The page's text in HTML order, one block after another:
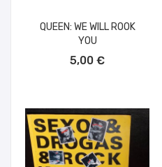
QUEEN: WE WILL ROOK
YOU
5,00 €